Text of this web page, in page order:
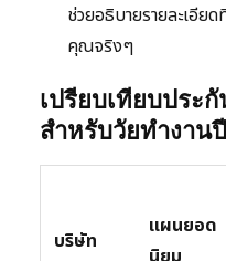
ช่วยอธิบายรายละเอีย
คุณจริงๆ
เปรียบเทียบประ
สำหรับวัยทำงาน
บริษัท
แผนยอด